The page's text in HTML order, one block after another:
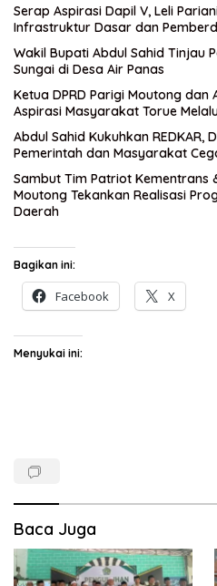
Serap Aspirasi Dapil V, Leli
Infrastruktur Dasar dan
Wakil Bupati Abdul Sahid Tinjau
Sungai di Desa Air Panas
Ketua DPRD Parigi Moutong dan
Aspirasi Masyarakat Torue
Abdul Sahid Kukuhkan REDKAR,
Pemerintah dan Masyarakat
Sambut Tim Patriot Kementrans
Moutong Tekankan Realisasi
Daerah
Bagikan ini:
Facebook X
Menyukai ini:
Baca Juga